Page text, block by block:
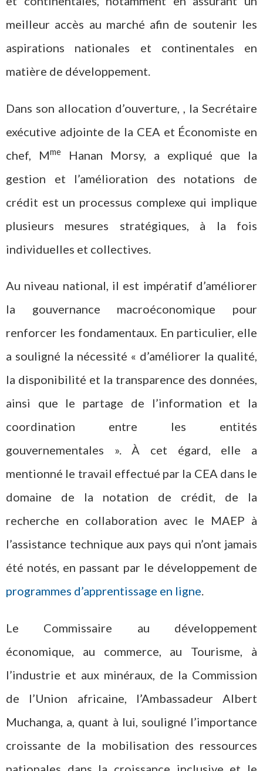
meilleur accès au marché afin de soutenir les
aspirations nationales et continentales en
matière de développement.
Dans son allocation d’ouverture, , la Secrétaire
exécutive adjointe de la CEA et Économiste en
chef, Mme
Hanan Morsy, a expliqué que la
gestion et l’amélioration des notations de
crédit est un processus complexe qui implique
plusieurs mesures stratégiques, à la fois
individuelles et collectives.
Au niveau national, il est impératif d’améliorer
la gouvernance macroéconomique pour
renforcer les fondamentaux. En particulier, elle
a souligné la nécessité « d’améliorer la qualité,
la disponibilité et la transparence des données,
ainsi que le partage de l’information et la
coordination entre les entités
gouvernementales ». À cet égard, elle a
mentionné le travail effectué par la CEA dans le
domaine de la notation de crédit, de la
recherche en collaboration avec le MAEP à
l’assistance technique aux pays qui n’ont jamais
été notés, en passant par le développement de
programmes d’apprentissage en ligne.
Le Commissaire au développement
économique, au commerce, au Tourisme, à
l’industrie et aux minéraux, de la Commission
de l’Union africaine, l’Ambassadeur Albert
Muchanga, a, quant à lui, souligné l’importance
croissante de la mobilisation des ressources